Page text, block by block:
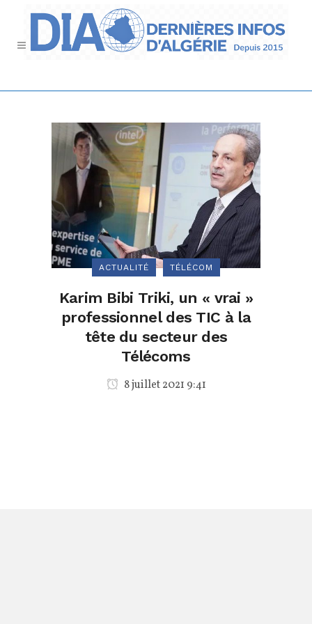
ACTUALITÉ TÉLÉCOM
Karim Bibi Triki, un « vrai »
professionnel des TIC à la
tête du secteur des
Télécoms
8 juillet 2021 9:41